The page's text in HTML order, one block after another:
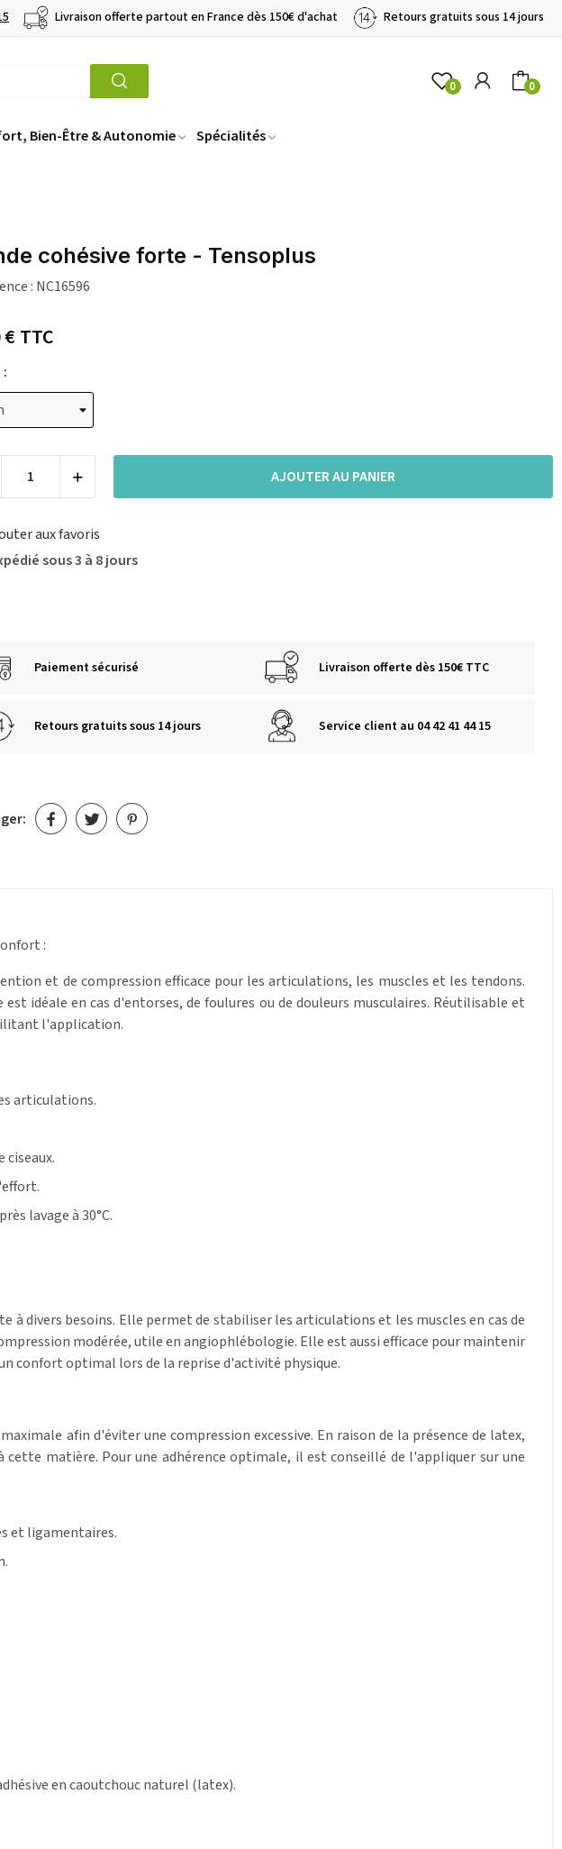
Livraison offerte partout en France dès 150€ d'achat Retours gratuits sous 14 jours
0 0
Bien-Être & Autonomie Spécialités
cohésive forte - Tensoplus
: NC16596
€TTC
AJOUTER AU PANIER
aux favoris
sous 3 à 8 jours
Paiement sécurisé Livraison offerte dès 150€ TTC
Retours gratuits sous 14 jours Service client au 04 42 41 44 15
:
et de compression efficace pour les articulations, les muscles et les tendons.
idéale en cas d'entorses, de foulures ou de douleurs musculaires. Réutilisable et
l'application.
articulations.
lavage à 30°C.
à divers besoins. Elle permet de stabiliser les articulations et les muscles en cas de
modérée, utile en angiophlébologie. Elle est aussi efficace pour maintenir
confort optimal lors de la reprise d'activité physique.
afin d'éviter une compression excessive. En raison de la présence de latex,
matière. Pour une adhérence optimale, il est conseillé de l'appliquer sur une
et ligamentaires.
en caoutchouc naturel (latex).